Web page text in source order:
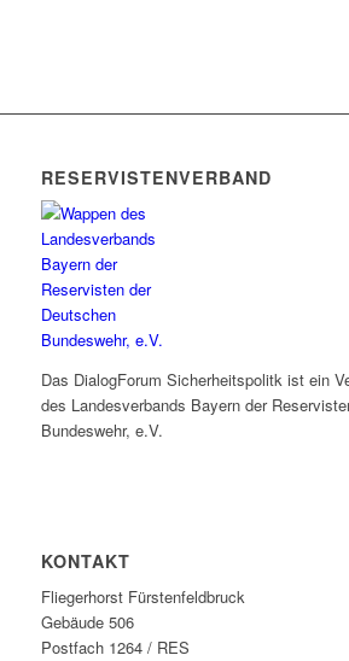
RESERVISTENVERBAND
Das DialogForum Sicherheitspolitk ist ein
des Landesverbands Bayern der
Bundeswehr, e.V.
KONTAKT
Fliegerhorst Fürstenfeldbruck
Gebäude 506
Postfach 1264 / RES